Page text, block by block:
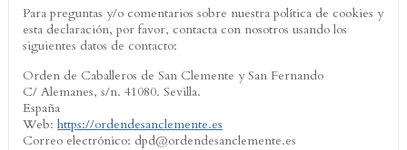
Para preguntas y/o comentarios sobre nuestra política de cookies y
esta declaración, por favor, contacta con nosotros usando los
siguientes datos de contacto:
Orden de Caballeros de San Clemente y San Fernando
C/ Alemanes, s/n. 41080. Sevilla.
España
Web: https://ordendesanclemente.es
Correo electrónico: dpd@ordendesanclemente.es